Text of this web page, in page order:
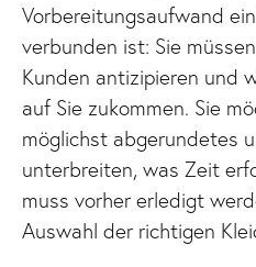
Vorbereitungsaufwand
verbunden ist: Sie
Kunden antizipieren und
auf Sie zukommen. Sie
möglichst abgerundetes
unterbreiten, was Zeit
muss vorher erledigt
Auswahl der richtigen